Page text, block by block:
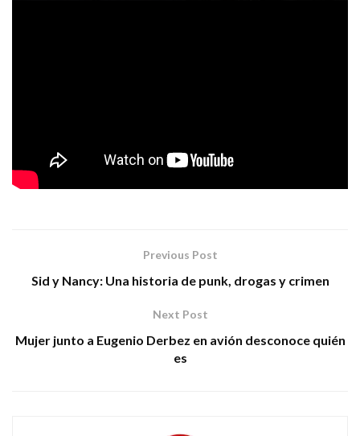
Previous Post
Sid y Nancy: Una historia de punk, drogas y crimen
Next Post
Mujer junto a Eugenio Derbez en avión desconoce quién
es